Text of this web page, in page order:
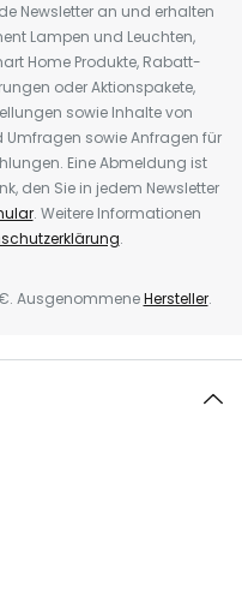
Newsletter an und erhalten
Lampen und Leuchten,
Home Produkte, Rabatt-
oder Aktionspakete,
sowie Inhalte von
sowie Anfragen für
Eine Abmeldung ist
den Sie in jedem Newsletter
. Weitere Informationen
.
AusgenommeneHersteller.